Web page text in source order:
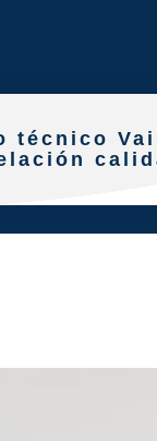
técnico